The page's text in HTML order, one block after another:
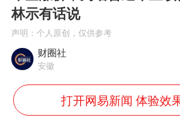
吉林一“温度计
林示有话说
声明：个人原创，仅供参考
财圈社
安徽
打开网易新闻 体验效